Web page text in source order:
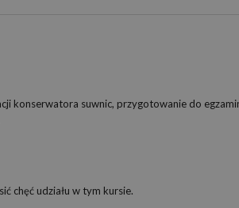
konserwatora suwnic, przygotowanie do
chęć udziału w tym kursie.